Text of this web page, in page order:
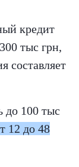
кредит
тыс грн,
составляет
до 100 тыс
12 до 48